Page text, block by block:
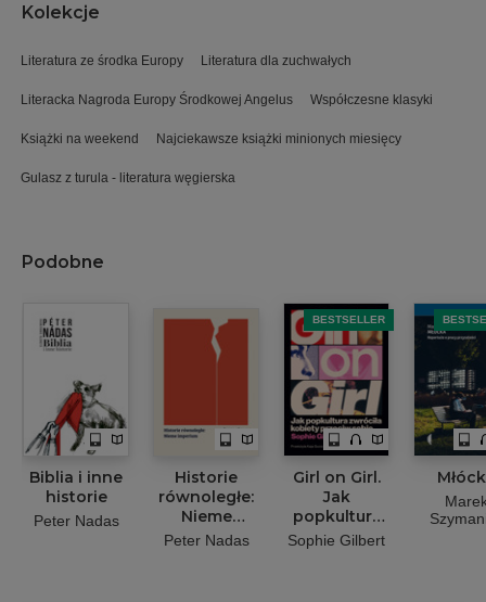
Kolekcje
Literatura ze środka Europy Literatura dla zuchwałych
Literacka Nagroda Europy Środkowej Angelus Współczesne klasyki
Książki na weekend Najciekawsze książki minionych miesięcy
Gulasz z turula - literatura węgierska
Podobne
Biblia i inne
historie
Peter Nadas
Historie
równoległe:
Nieme
imperium
Peter Nadas
BESTSELLER
Girl on Girl.
Jak
popkultura
zwróciła
kobiety
Sophie Gilbert